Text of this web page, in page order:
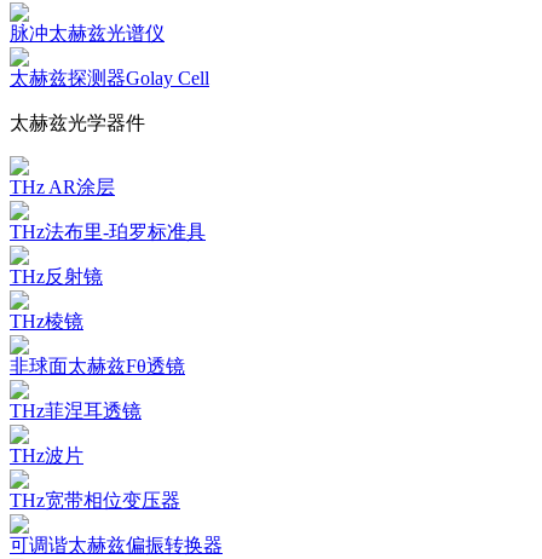
脉冲太赫兹光谱仪
太赫兹探测器Golay Cell
太赫兹光学器件
THz AR涂层
THz法布里-珀罗标准具
THz反射镜
THz棱镜
非球面太赫兹Fθ透镜
THz菲涅耳透镜
THz波片
THz宽带相位变压器
可调谐太赫兹偏振转换器